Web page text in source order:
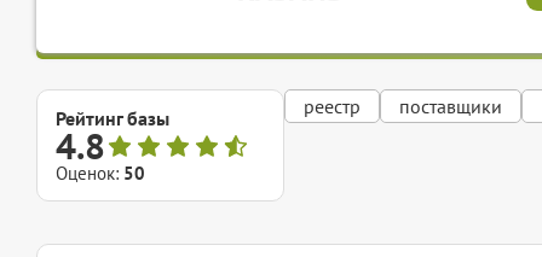
Рейтинг базы
4.8
Оценок: 50
реестр поставщики